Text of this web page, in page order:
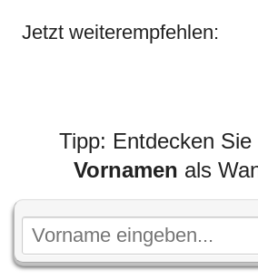
Jetzt weiterempfehlen:
Tipp: Entdecken Sie
Vornamen als